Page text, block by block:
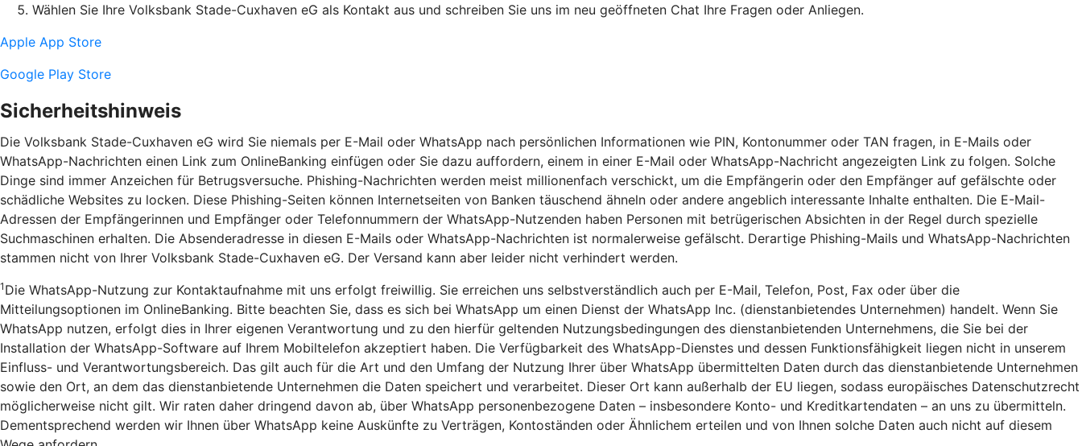
Wählen Sie Ihre Volksbank Stade-Cuxhaven eG als Kontakt aus und schreiben Sie uns im neu geöffneten Chat Ihre Fragen oder Anliegen.
Apple App Store
Google Play Store
Sicherheitshinweis
Die Volksbank Stade-Cuxhaven eG wird Sie niemals per E-Mail oder WhatsApp nach persönlichen Informationen wie PIN, Kontonummer oder TAN fragen, in E-Mails oder
WhatsApp-Nachrichten einen Link zum OnlineBanking einfügen oder Sie dazu auffordern, einem in einer E-Mail oder WhatsApp-Nachricht angezeigten Link zu folgen. Solche
Dinge sind immer Anzeichen für Betrugsversuche. Phishing-Nachrichten werden meist millionenfach verschickt, um die Empfängerin oder den Empfänger auf gefälschte oder
schädliche Websites zu locken. Diese Phishing-Seiten können Internetseiten von Banken täuschend ähneln oder andere angeblich interessante Inhalte enthalten. Die E-Mail-
Adressen der Empfängerinnen und Empfänger oder Telefonnummern der WhatsApp-Nutzenden haben Personen mit betrügerischen Absichten in der Regel durch spezielle
Suchmaschinen erhalten. Die Absenderadresse in diesen E-Mails oder WhatsApp-Nachrichten ist normalerweise gefälscht. Derartige Phishing-Mails und WhatsApp-Nachrichten
stammen nicht von Ihrer Volksbank Stade-Cuxhaven eG. Der Versand kann aber leider nicht verhindert werden.
1 Die WhatsApp-Nutzung zur Kontaktaufnahme mit uns erfolgt freiwillig. Sie erreichen uns selbstverständlich auch per E-Mail, Telefon, Post, Fax oder über die
Mitteilungsoptionen im OnlineBanking. Bitte beachten Sie, dass es sich bei WhatsApp um einen Dienst der WhatsApp Inc. (dienstanbietendes Unternehmen) handelt. Wenn Sie
WhatsApp nutzen, erfolgt dies in Ihrer eigenen Verantwortung und zu den hierfür geltenden Nutzungsbedingungen des dienstanbietenden Unternehmens, die Sie bei der
Installation der WhatsApp-Software auf Ihrem Mobiltelefon akzeptiert haben. Die Verfügbarkeit des WhatsApp-Dienstes und dessen Funktionsfähigkeit liegen nicht in unserem
Einfluss- und Verantwortungsbereich. Das gilt auch für die Art und den Umfang der Nutzung Ihrer über WhatsApp übermittelten Daten durch das dienstanbietende Unternehmen
sowie den Ort, an dem das dienstanbietende Unternehmen die Daten speichert und verarbeitet. Dieser Ort kann außerhalb der EU liegen, sodass europäisches Datenschutzrecht
möglicherweise nicht gilt. Wir raten daher dringend davon ab, über WhatsApp personenbezogene Daten – insbesondere Konto- und Kreditkartendaten – an uns zu übermitteln.
Dementsprechend werden wir Ihnen über WhatsApp keine Auskünfte zu Verträgen, Kontoständen oder Ähnlichem erteilen und von Ihnen solche Daten auch nicht auf diesem